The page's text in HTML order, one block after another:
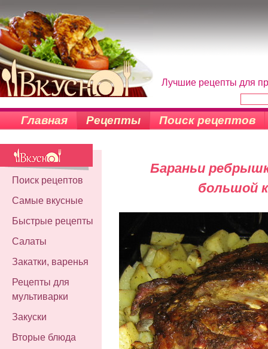
Лучшие рецепты для
Главная Рецепты Поиск рецептов
Поиск рецептов
Самые вкусные
Быстрые рецепты
Салаты
Закатки, варенья
Рецепты для
мультиварки
Закуски
Вторые блюда
Бараньи
большой